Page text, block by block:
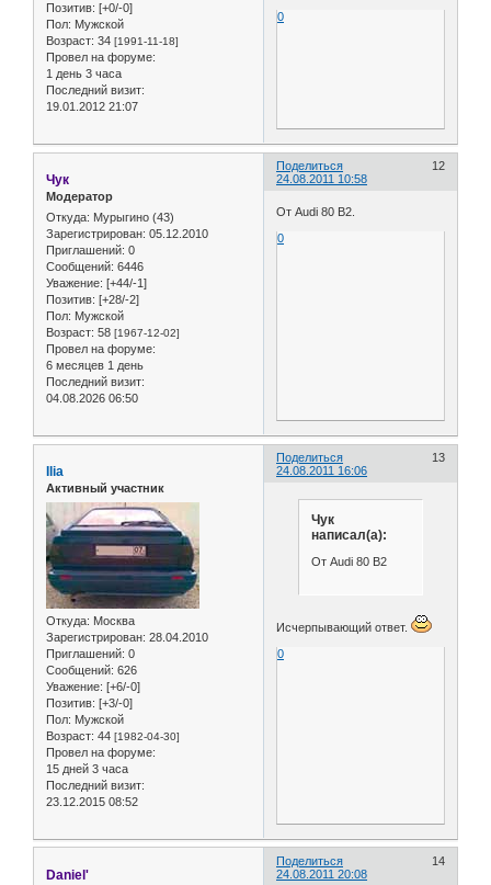
Позитив: [+0/-0]
Пол: Мужской
Возраст: 34 [1991-11-18]
Провел на форуме:
1 день 3 часа
Последний визит:
19.01.2012 21:07
0
Поделиться
12
24.08.2011 10:58
Чук
Модератор
Откуда: Мурыгино (43)
Зарегистрирован: 05.12.2010
Приглашений: 0
Сообщений: 6446
Уважение: [+44/-1]
Позитив: [+28/-2]
Пол: Мужской
Возраст: 58 [1967-12-02]
Провел на форуме:
6 месяцев 1 день
Последний визит:
04.08.2026 06:50
От Audi 80 B2.
0
Поделиться
13
24.08.2011 16:06
Ilia
Активный участник
Откуда: Москва
Зарегистрирован: 28.04.2010
Приглашений: 0
Сообщений: 626
Уважение: [+6/-0]
Позитив: [+3/-0]
Пол: Мужской
Возраст: 44 [1982-04-30]
Провел на форуме:
15 дней 3 часа
Последний визит:
23.12.2015 08:52
Чук
написал(а):
От Audi 80 B2
Исчерпывающий ответ.
0
Поделиться
14
24.08.2011 20:08
Daniel'